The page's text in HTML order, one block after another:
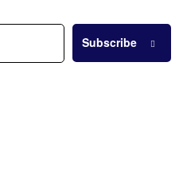
Subscribe